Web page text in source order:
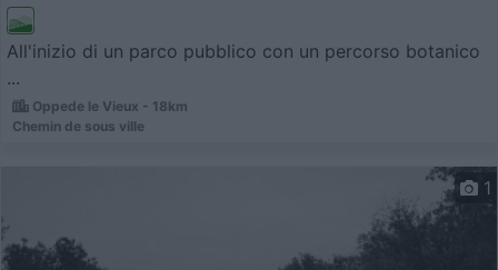
All'inizio di un parco pubblico con un percorso botanico
...
Oppede le Vieux - 18km
Chemin de sous ville
1